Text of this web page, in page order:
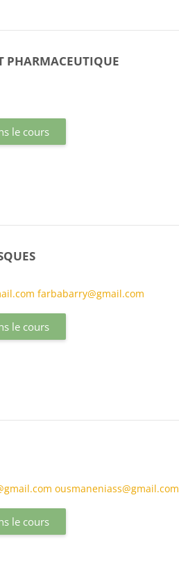
PHARMACEUTIQUE
le cours
farbabarry@gmail.com
le cours
ousmaneniass@gmail.com
le cours